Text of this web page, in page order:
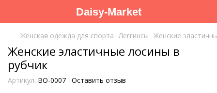
Daisy-Market
Женская одежда для спорта Леггинсы Женские
Женские эластичные лосины в
рубчик
Артикул: BO-0007 Оставить отзыв